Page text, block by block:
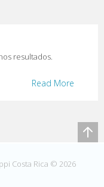
resultados.
Read More
Costa Rica © 2026